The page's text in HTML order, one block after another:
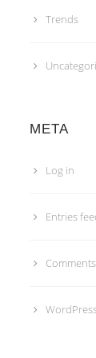
Trends
META
Log in
Entries